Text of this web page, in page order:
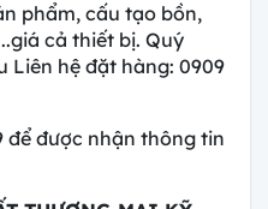
phẩm, cấu tạo bồn,
cả thiết bị. Quý
Liên hệ đặt hàng: 0909
để được nhận thông tin